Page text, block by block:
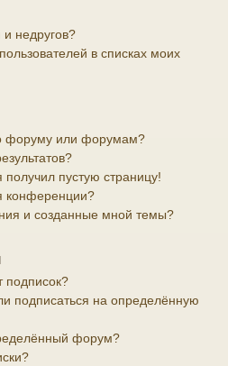
и недругов?
в списках моих
форуму или форумам?
получил пустую страницу!
конференции?
и созданные мной темы?
подписок?
подписаться на определённую
форум?